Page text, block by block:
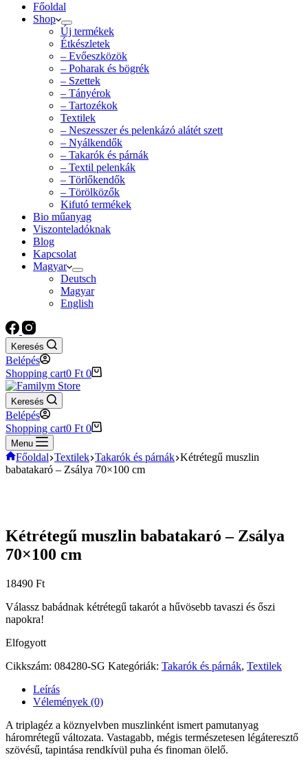
Főoldal
Shop
Új termékek
Étkészletek
– Evőeszközök
– Poharak és bögrék
– Szettek
– Tányérok
– Tartozékok
Textilek
– Neszesszer és pelenkázó alátét szett
– Nyálkendők
– Takarók és párnák
– Textil pelenkák
– Törlőkendők
– Törölközők
Kifutó termékek
Bio műanyag
Viszonteladóknak
Blog
Kapcsolat
Magyar
Deutsch
Magyar
English
Keresés
Belépés
Shopping cart0 Ft 0
Keresés
Belépés
Shopping cart0 Ft 0
Menu
Főoldal Textilek Takarók és párnák Kétrétegű muszlin
babatakaró – Zsálya 70×100 cm
Kétrétegű muszlin babatakaró – Zsálya
70×100 cm
18490 Ft
Válassz babádnak kétrétegű takarót a hűvösebb tavaszi és őszi
napokra!
Elfogyott
Cikkszám: 084280-SG Kategóriák: Takarók és párnák, Textilek
Leírás
Vélemények (0)
A triplagéz a köznyelvben muszlinként ismert pamutanyag
háromrétegű változata. Vastagabb, mégis természetesen légáteresztő
szövésű, tapintása rendkívül puha és finoman ölelő.